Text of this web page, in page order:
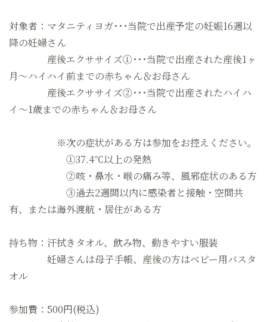
対象者：マタニティヨガ･･･当院で出産予定の妊娠16週以
降の妊婦さん
産後エクササイズ①･･･当院で出産された産後1ヶ
月～ハイハイ前までの赤ちゃん＆お母さん
産後エクササイズ②･･･当院で出産されたハイハ
イ〜1歳までの赤ちゃん＆お母さん
※次の症状がある方は参加をお控えください。
①37.4℃以上の発熱
②咳・鼻水・喉の痛み等、風邪症状のある方
③過去2週間以内に感染者と接触・空間共
有、または海外渡航・居住がある方
持ち物：汗拭きタオル、飲み物、動きやすい服装
妊婦さんは母子手帳、産後の方はベビー用バスタ
オル
参加費：500円(税込)